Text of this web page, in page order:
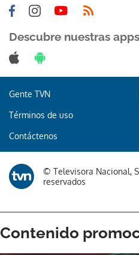
Descubre nuestras
Gente TVN
Términos de uso
Contáctenos
© Televisora Nacional,
reservados